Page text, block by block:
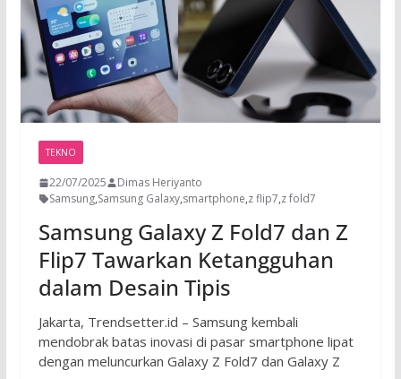
TEKNO
22/07/2025
Dimas Heriyanto
Samsung,Samsung Galaxy,smartphone,z flip7,z fold7
Samsung Galaxy Z Fold7 dan Z
Flip7 Tawarkan Ketangguhan
dalam Desain Tipis
Jakarta, Trendsetter.id – Samsung kembali
mendobrak batas inovasi di pasar smartphone lipat
dengan meluncurkan Galaxy Z Fold7 dan Galaxy Z